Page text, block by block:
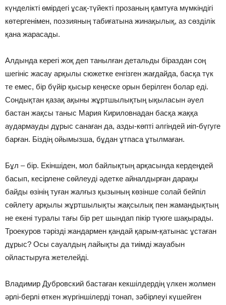
күнделікті өмірдегі ұсақ-түйекті прозаның қамтуға мүмкіндігі
көтергенімен, поэзияның табиғатына жинақылық, аз сөзділік
қана жарасады.
Алдында керегі жоқ деп танылған детальды біраздан соң
шегініс жасау арқылы сюжетке енгізген жағдайда, басқа түк
те емес, бір бүйір қысыр кеңеске орын берілген болар еді.
Сондықтан қазақ ақыны жұртшылықтың ықыласын әуел
бастан жақсы таныс Мария Кириловнадан басқа жаққа
аудармауды дұрыс санаған да, азды-көпті әлгіндей иіп-бүгуге
барған. Біздің ойымызша, бұдан ұтпаса ұтылмаған.
Бұл – бір. Екіншіден, мол байлықтың арқасында кердеңдей
басып, кесірлене сөйлеуді әдетке айналдырған дарақы
байды өзінің туған жалғыз қызының көзінше солай бейпіл
сөйлету арқылы жұртшылықты жақсылық пен жамандықтың
не екені туралы тағы бір рет шындап пікір түюге шақырады.
Троекуров тәрізді жандармен қандай қарым-қатынас ұстаған
дұрыс? Осы сауалдың лайықты да тиімді жауабын
ойластыруға жетелейді.
Владимир Дубровский бастаған кекшілдердің үлкен жолмен
әрлі-берлі өткен жүргіншілерді тонап, зәбірлеуі күшейген